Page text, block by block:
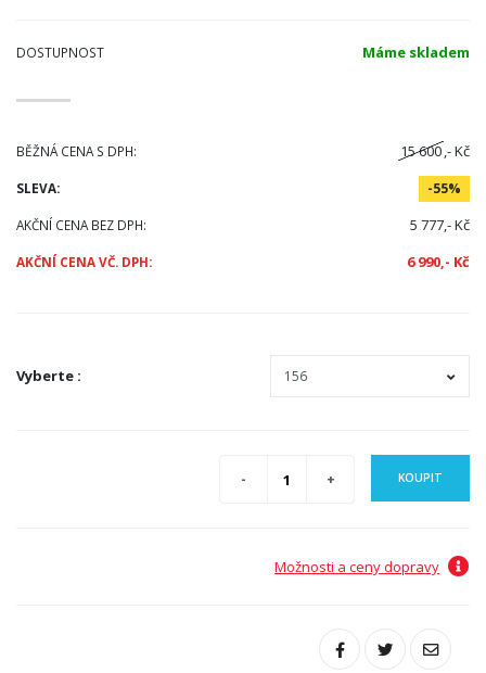
DOSTUPNOST Máme skladem
BĚŽNÁ CENA S DPH: 15 600,- Kč
SLEVA: -55%
AKČNÍ CENA BEZ DPH: 5 777,- Kč
AKČNÍ CENA VČ. DPH: 6 990,- Kč
Vyberte :
KOUPIT
Možnosti a ceny dopravy